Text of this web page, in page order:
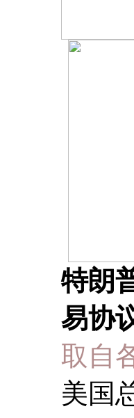
特朗
易协
取自
美国